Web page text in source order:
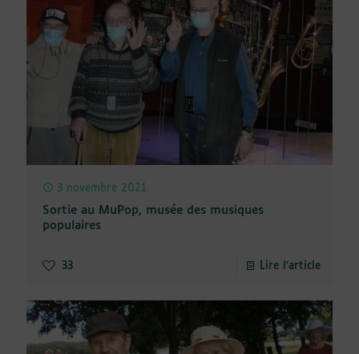
3 novembre 2021
Sortie au MuPop, musée des musiques
populaires
33 Lire l'article